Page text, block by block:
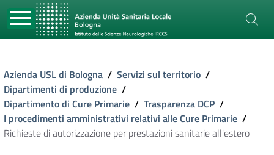
Azienda USL di Bologna / Servizi sul territorio /
Dipartimenti di produzione /
Dipartimento di Cure Primarie / Trasparenza DCP /
I procedimenti amministrativi relativi alle Cure Primarie /
Richieste di autorizzazione per prestazioni sanitarie all'estero